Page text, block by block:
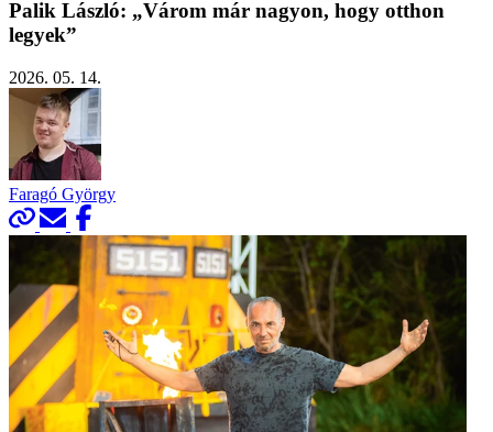
Palik László: „Várom már nagyon, hogy otthon
legyek”
2026. 05. 14.
Faragó György